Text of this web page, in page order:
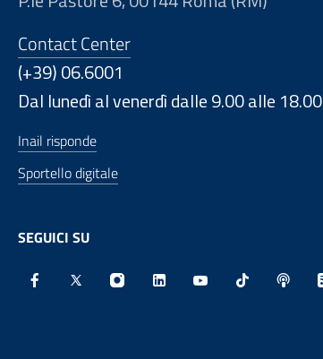
Contact Center
(+39) 06.6001
Dal lunedì al venerdì dalle 9.00 alle 18.00
Inail risponde
Sportello digitale
SEGUICI SU